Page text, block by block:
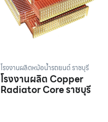
โรงงานผลิตหม้อน้ำรถยนต์ ราชบุรี
โรงงานผลิต Copper
Radiator Core ราชบุรี